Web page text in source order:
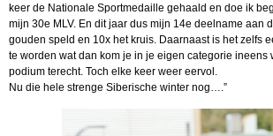
keer de Nationale Sportmedaille gehaald en doe ik
mijn 30e MLV. En dit jaar dus mijn 14e deelname aan
gouden speld en 10x het kruis. Daarnaast is het zelfs
te worden wat dan kom je in je eigen categorie ineens
podium terecht. Toch elke keer weer eervol.
Nu die hele strenge Siberische winter nog….”